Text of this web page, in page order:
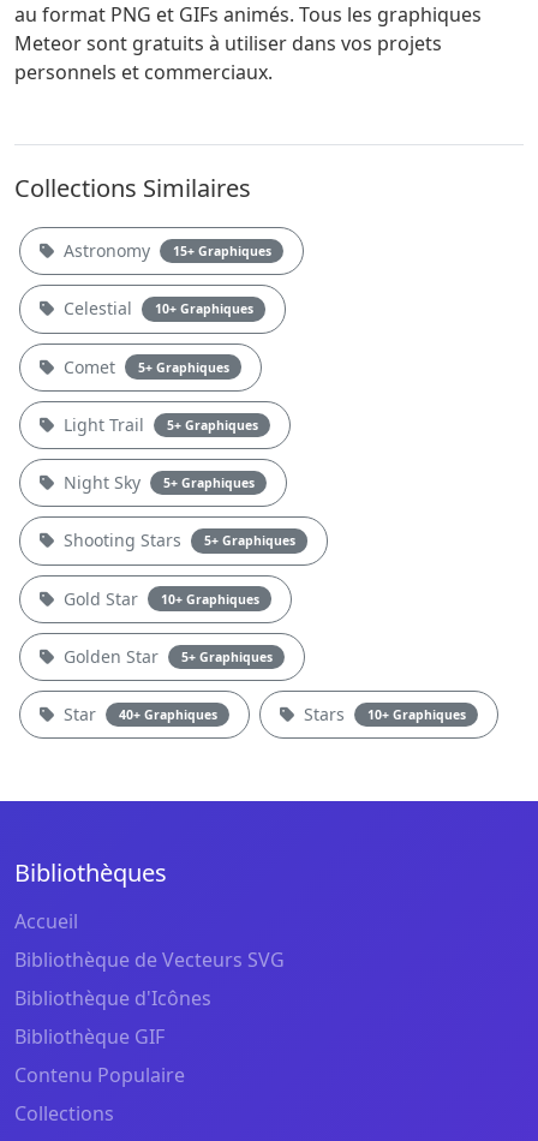
au format PNG et GIFs animés. Tous les graphiques
Meteor sont gratuits à utiliser dans vos projets
personnels et commerciaux.
Collections Similaires
Astronomy 15+ Graphiques
Celestial 10+ Graphiques
Comet 5+ Graphiques
Light Trail 5+ Graphiques
Night Sky 5+ Graphiques
Shooting Stars 5+ Graphiques
Gold Star 10+ Graphiques
Golden Star 5+ Graphiques
Star 40+ Graphiques Stars 10+ Graphiques
Bibliothèques
Accueil
Bibliothèque de Vecteurs SVG
Bibliothèque d'Icônes
Bibliothèque GIF
Contenu Populaire
Collections